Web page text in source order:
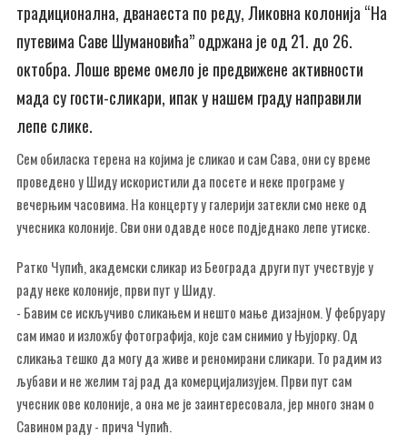
традиционална, дванаеста по реду, Ликовна колонија “На
путевима Саве Шумановића” одржана је од 21. до 26.
октобра. Лоше време омело је предвижене активности
мада су гости-сликари, ипак у нашем граду направили
лепе слике.
Сем обиласка терена на којима је сликао и сам Сава, они су време
проведено у Шиду искористили да посете и неке програме у
вечерњим часовима. На концерту у галерији затекли смо неке од
учесника колоније. Сви они одавде носе подједнако лепе утиске.
Ратко Чупић, академски сликар из Београда други пут учествује у
раду неке колоније, први пут у Шиду.
- Бавим се искључиво сликањем и нешто мање дизајном. У фебруару
сам имао и изложбу фотографија, које сам снимио у Њујорку. Од
сликања тешко да могу да живе и реномирани сликари. То радим из
љубави и не желим тај рад да комерцијализујем. Први пут сам
учесник ове колоније, а она ме је заинтересовала, јер много знам о
Савином раду - прича Чупић.